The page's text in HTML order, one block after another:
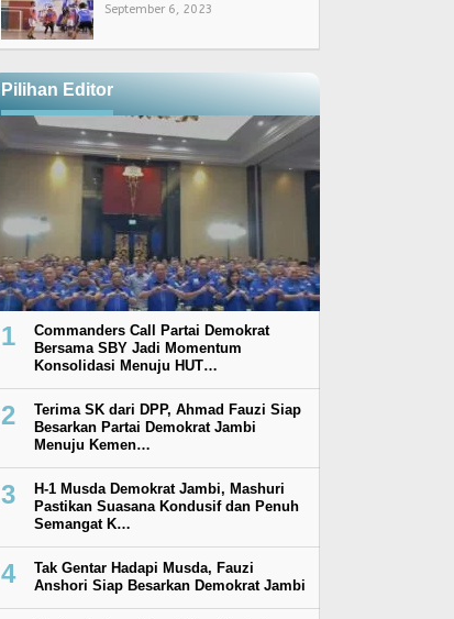
September 6, 2023
Pilihan Editor
1
Commanders Call Partai Demokrat
Bersama SBY Jadi Momentum
Konsolidasi Menuju HUT…
2
Terima SK dari DPP, Ahmad Fauzi Siap
Besarkan Partai Demokrat Jambi
Menuju Kemen…
3
H-1 Musda Demokrat Jambi, Mashuri
Pastikan Suasana Kondusif dan Penuh
Semangat K…
4
Tak Gentar Hadapi Musda, Fauzi
Anshori Siap Besarkan Demokrat Jambi